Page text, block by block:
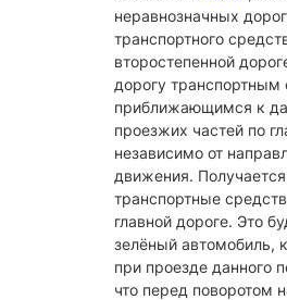
неравнозначных
транспортного
второстепенной
дорогу транспортным
приближающимся к
проезжих частей по
независимо от
движения.
транспортные
главной дороге. Это
зелёный автомобиль,
при проезде данного
что перед поворотом